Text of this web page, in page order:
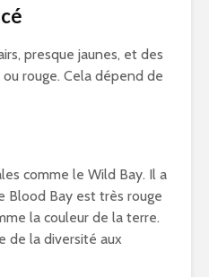
presque jaunes, et des
rouge. Cela dépend de
comme le Wild Bay. Il a
Blood Bay est très rouge
la couleur de la terre.
de la diversité aux